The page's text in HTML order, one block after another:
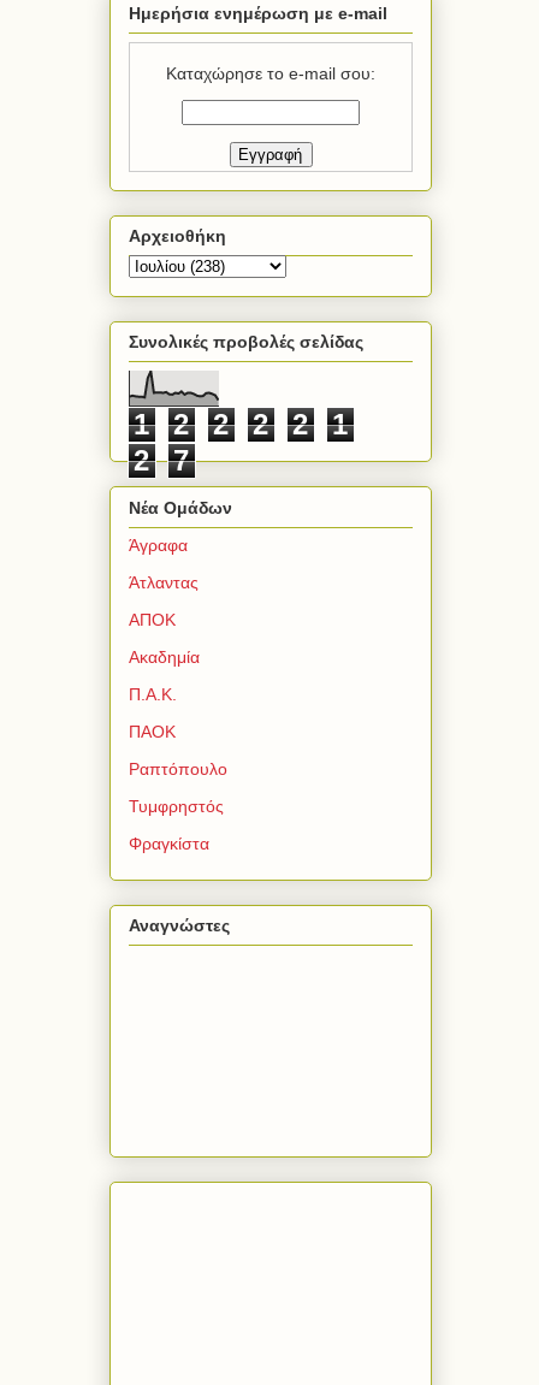
Ημερήσια ενημέρωση με e-mail
Καταχώρησε το e-mail σου:
Αρχειοθήκη
Συνολικές προβολές σελίδας
1 2 2 2 2
1
2
7
Νέα Ομάδων
Άγραφα
Άτλαντας
ΑΠΟΚ
Ακαδημία
Π.Α.Κ.
ΠΑΟΚ
Ραπτόπουλο
Τυμφρηστός
Φραγκίστα
Αναγνώστες